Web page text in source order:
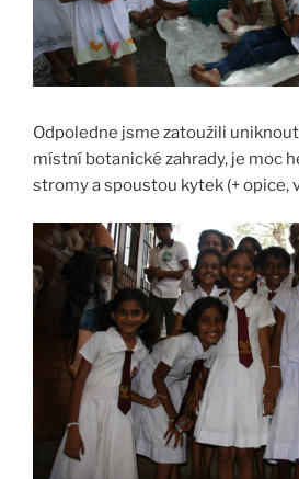
Odpoledne jsme zatoužili
místní botanické zahrady, je moc
stromy a spoustou kytek (+ opice,